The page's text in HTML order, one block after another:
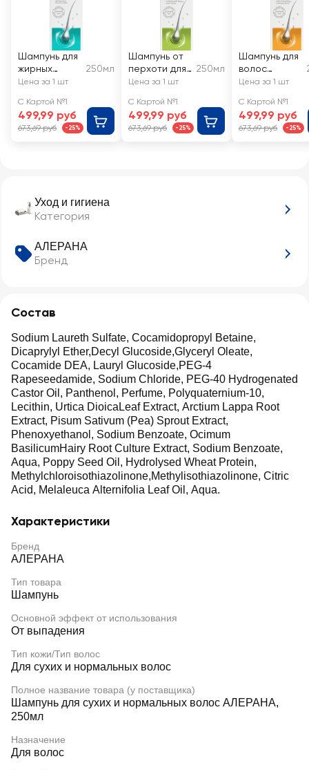
Уход и гигиена
Категория
АЛЕРАНА
Бренд
Состав
Sodium Laureth Sulfate, Cocamidopropyl Betaine,
Dicaprylyl Ether,Decyl Glucoside,Glyceryl Oleate,
Cocamide DEA, Lauryl Glucoside,PEG-4
Rapeseedamide, Sodium Chloride, PEG-40 Hydrogenated
Castor Oil, Panthenol, Perfume, Polyquaternium-10,
Lecithin, Urtica DioicaLeaf Extract, Arctium Lappa Root
Extract, Pisum Sativum (Pea) Sprout Extract,
Phenoxyethanol, Sodium Benzoate, Ocimum
BasilicumHairy Root Culture Extract, Sodium Benzoate,
Aqua, Poppy Seed Oil, Hydrolysed Wheat Protein,
Methylchloroisothiazolinone,Methylisothiazolinone, Citric
Acid, Melaleuca Alternifolia Leaf Oil, Aqua.
Характеристики
Бренд
АЛЕРАНА
Тип товара
Шампунь
Основной эффект от использования
От выпадения
Тип кожи/Тип волос
Для сухих и нормальных волос
Полное название товара (у поставщика)
Шампунь для сухих и нормальных волос АЛЕРАНА,
250мл
Назначение
Для волос
Шампунь для
жирных
волос
250мл
Цена за 1 шт
С Картой №1
499,99 руб
673,69 руб -25%
Шампунь от
перхоти для
волос
250мл
Цена за 1 шт
С Картой №1
499,99 руб
673,69 руб -25%
Шампунь для
волос
АЛЕРАНА
питание
Цена за 1 шт
С Картой №1
499,99 руб
673,69 руб -25%